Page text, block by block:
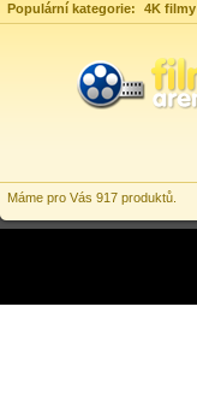
Populární kategorie: 4K filmy
Máme pro Vás 917 produktů.